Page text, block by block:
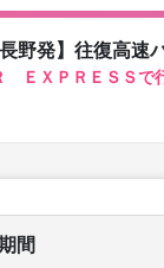
野発】往復高速
ＥＸＰＲＥＳＳで
間